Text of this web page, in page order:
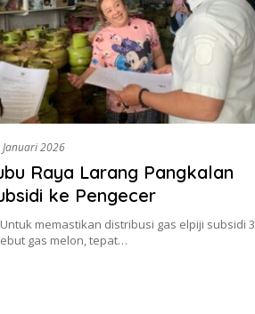
Januari 2026
Raya Larang Pangkalan
ke Pengecer
Untuk memastikan distribusi gas elpiji subsidi 3
gas melon, tepat…